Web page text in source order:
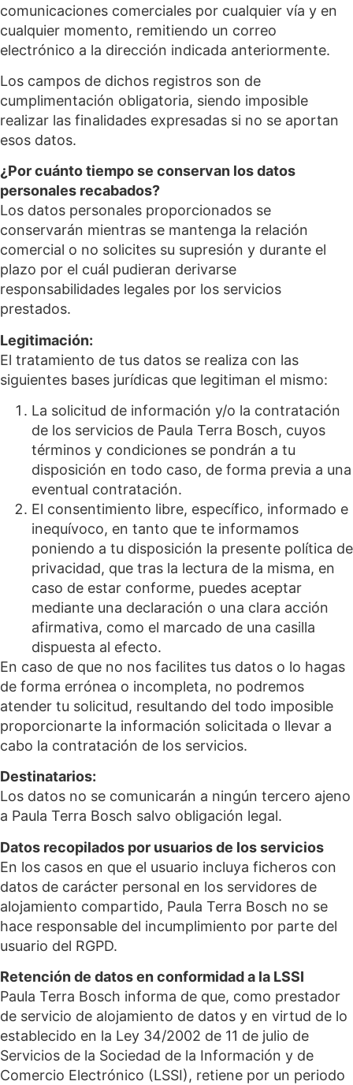
comunicaciones comerciales por cualquier vía y en
cualquier momento, remitiendo un correo
electrónico a la dirección indicada anteriormente.
Los campos de dichos registros son de
cumplimentación obligatoria, siendo imposible
realizar las finalidades expresadas si no se aportan
esos datos.
¿Por cuánto tiempo se conservan los datos
personales recabados?
Los datos personales proporcionados se
conservarán mientras se mantenga la relación
comercial o no solicites su supresión y durante el
plazo por el cuál pudieran derivarse
responsabilidades legales por los servicios
prestados.
Legitimación:
El tratamiento de tus datos se realiza con las
siguientes bases jurídicas que legitiman el mismo:
La solicitud de información y/o la contratación
de los servicios de Paula Terra Bosch, cuyos
términos y condiciones se pondrán a tu
disposición en todo caso, de forma previa a una
eventual contratación.
El consentimiento libre, específico, informado e
inequívoco, en tanto que te informamos
poniendo a tu disposición la presente política de
privacidad, que tras la lectura de la misma, en
caso de estar conforme, puedes aceptar
mediante una declaración o una clara acción
afirmativa, como el marcado de una casilla
dispuesta al efecto.
En caso de que no nos facilites tus datos o lo hagas
de forma errónea o incompleta, no podremos
atender tu solicitud, resultando del todo imposible
proporcionarte la información solicitada o llevar a
cabo la contratación de los servicios.
Destinatarios:
Los datos no se comunicarán a ningún tercero ajeno
a Paula Terra Bosch salvo obligación legal.
Datos recopilados por usuarios de los servicios
En los casos en que el usuario incluya ficheros con
datos de carácter personal en los servidores de
alojamiento compartido, Paula Terra Bosch no se
hace responsable del incumplimiento por parte del
usuario del RGPD.
Retención de datos en conformidad a la LSSI
Paula Terra Bosch informa de que, como prestador
de servicio de alojamiento de datos y en virtud de lo
establecido en la Ley 34/2002 de 11 de julio de
Servicios de la Sociedad de la Información y de
Comercio Electrónico (LSSI), retiene por un periodo